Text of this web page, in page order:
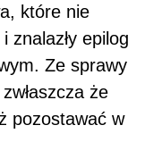
które nie
i znalazły epilog
Ze sprawy
że
pozostawać w